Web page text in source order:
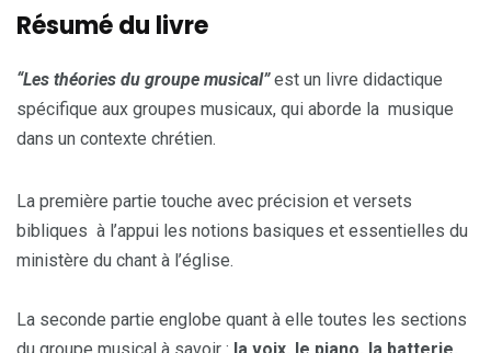
Résumé du livre
“Les théories du groupe musical”est un livre didactique
spécifique aux groupes musicaux, qui aborde la musique
dans un contexte chrétien.
La première partie touche avec précision et versets
bibliques à l’appui les notions basiques et essentielles du
ministère du chant à l’église.
La seconde partie englobe quant à elle toutes les sections